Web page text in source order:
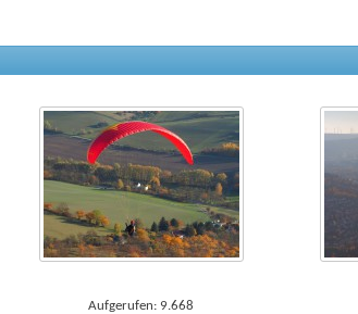
Aufgerufen: 9.668